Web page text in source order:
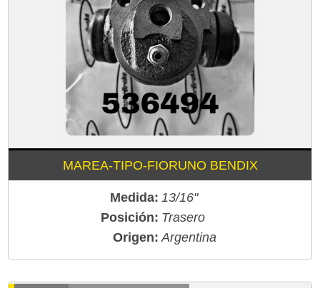
MAREA-TIPO-FIORUNO BENDIX
Medida: 13/16"
Posición: Trasero
Origen: Argentina